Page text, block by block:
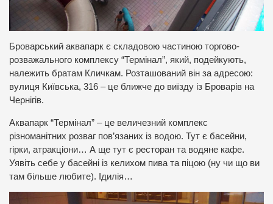
Броварський аквапарк є складовою частиною торгово-
розважального комплексу “Термінал”, який, подейкують,
належить братам Кличкам. Розташований він за адресою:
вулиця Київська, 316 – це ближче до виїзду із Броварів на
Чернігів.
Аквапарк “Термінал” – це величезний комплекс
різноманітних розваг пов’язаних із водою. Тут є басейни,
гірки, атракціони… А ще тут є ресторан та водяне кафе.
Уявіть себе у басейні із келихом пива та піцою (ну чи що ви
там більше любите). Ідилія…